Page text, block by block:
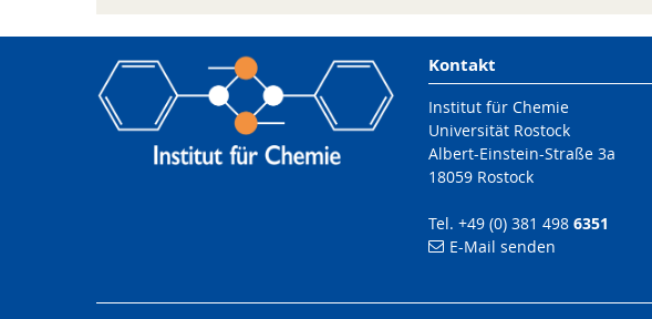
Kontakt
Institut für Chemie
Universität Rostock
Albert-Einstein-Straße 3a
18059 Rostock
Tel. +49 (0) 381 498 6351
E-Mail senden